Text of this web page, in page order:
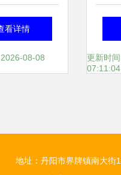
总成 品质与
完美结合
看详情
08-08
排气
更新时
07:11:04
地址：丹阳市界牌镇南大街